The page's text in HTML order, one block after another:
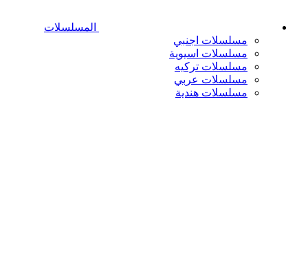
المسلسلات
مسلسلات اجنبي
مسلسلات اسيوية
مسلسلات تركيه
مسلسلات عربي
مسلسلات هندية